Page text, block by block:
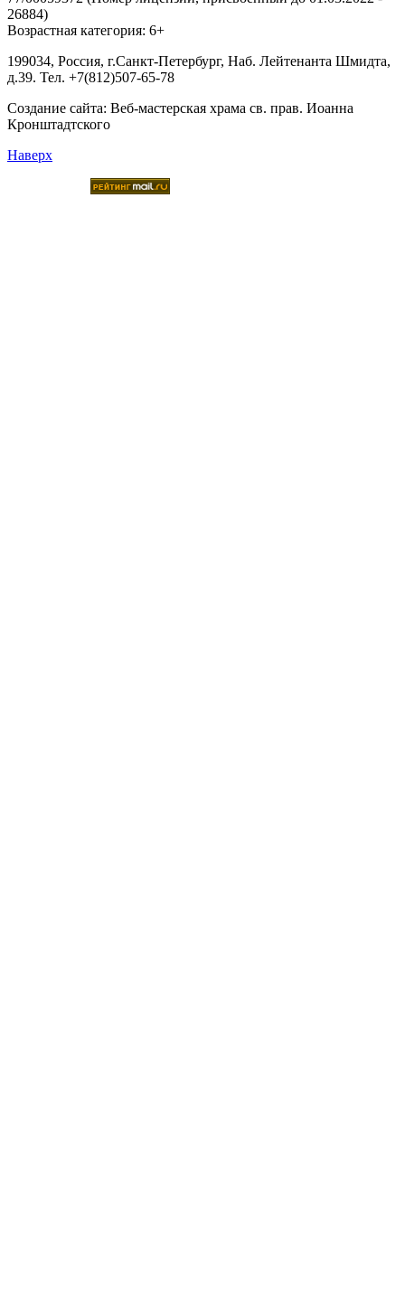
26884)
Возрастная категория: 6+
199034, Россия, г.Санкт-Петербург, Наб. Лейтенанта Шмидта,
д.39. Тел. +7(812)507-65-78
Создание сайта: Веб-мастерская храма св. прав. Иоанна
Кронштадтского
Наверх